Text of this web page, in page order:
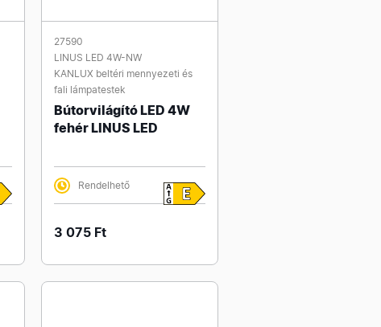
27590
LINUS LED 4W-NW
KANLUX beltéri mennyezeti és
fali lámpatestek
Bútorvilágító LED 4W
fehér LINUS LED
Rendelhető
3 075 Ft